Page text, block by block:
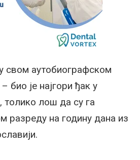
аутобиографском
био је најгори ђак у
толико лош да су га
разреду на годину дана из